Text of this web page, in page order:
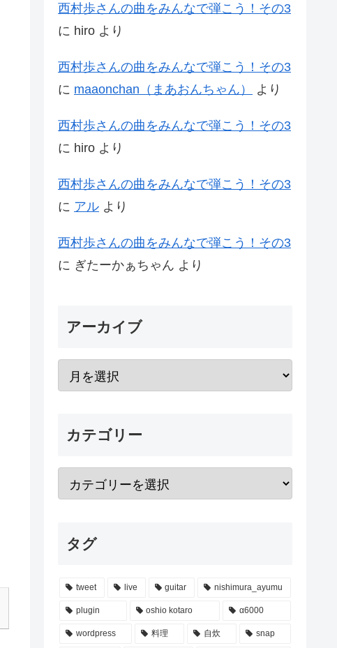
西村歩さんの曲をみんなで弾こう！その3
に hiro より
西村歩さんの曲をみんなで弾こう！その3
に maaonchan（まあおんちゃん） より
西村歩さんの曲をみんなで弾こう！その3
に hiro より
西村歩さんの曲をみんなで弾こう！その3
に アル より
西村歩さんの曲をみんなで弾こう！その3
に ぎたーかぁちゃん より
アーカイブ
カテゴリー
タグ
tweet live guitar nishimura_ayumu
plugin oshio kotaro α6000
wordpress 料理 自炊 snap